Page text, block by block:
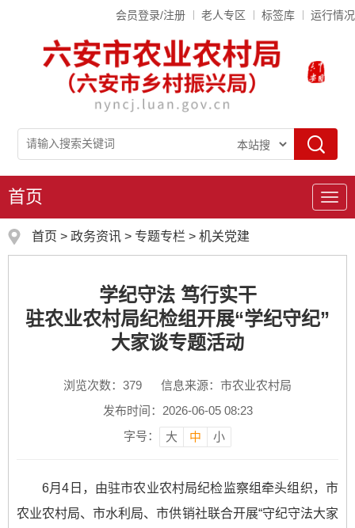
会员登录/注册 老人专区 标签库 运行情况
导
航
首页
首页 > 政务资讯 > 专题专栏 > 机关党建
学纪守法 笃行实干
驻农业农村局纪检组开展“学纪守纪”
大家谈专题活动
浏览次数： 379
信息来源：市农业农村局
发布时间：2026-06-05 08:23
字号：
大 中 小
6月4日，由驻市农业农村局纪检监察组牵头组织，市
农业农村局、市水利局、市供销社联合开展“守纪守法大家